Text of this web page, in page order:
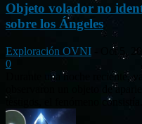
Objeto volador no
sobre los Ángeles
Exploración OVNI
Oct 5,
0
Durante una noche reciente,
observaron un objeto de
testigos, el fenómeno consistía...